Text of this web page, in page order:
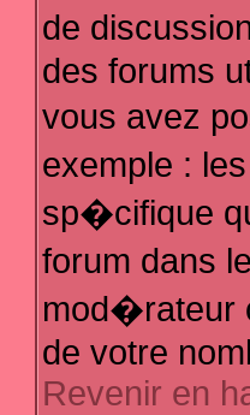
de
des forums
vous avez
exemple :
sp�cifique
forum dans
mod�rateur
de votre
Revenir en